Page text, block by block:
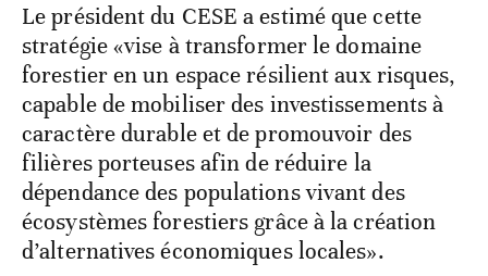
Le président du CESE a estimé que cette
stratégie «vise à transformer le domaine
forestier en un espace résilient aux risques,
capable de mobiliser des investissements à
caractère durable et de promouvoir des
filières porteuses afin de réduire la
dépendance des populations vivant des
écosystèmes forestiers grâce à la création
d’alternatives économiques locales».